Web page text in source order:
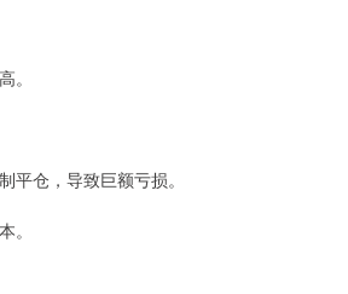
。
仓，导致巨额亏损。
。